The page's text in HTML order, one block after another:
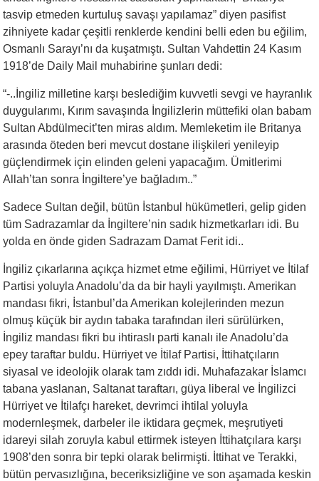
tasvip etmeden kurtuluş savaşı yapılamaz” diyen pasifist
zihniyete kadar çeşitli renklerde kendini belli eden bu eğilim,
Osmanlı Sarayı’nı da kuşatmıştı. Sultan Vahdettin 24 Kasım
1918’de Daily Mail muhabirine şunları dedi:
“-..İngiliz milletine karşı beslediğim kuvvetli sevgi ve hayranlık
duygularımı, Kırım savaşında İngilizlerin müttefiki olan babam
Sultan Abdülmecit’ten miras aldım. Memleketim ile Britanya
arasında öteden beri mevcut dostane ilişkileri yenileyip
güçlendirmek için elinden geleni yapacağım. Ümitlerimi
Allah’tan sonra İngiltere’ye bağladım..”
Sadece Sultan değil, bütün İstanbul hükümetleri, gelip giden
tüm Sadrazamlar da İngiltere’nin sadık hizmetkarları idi. Bu
yolda en önde giden Sadrazam Damat Ferit idi..
İngiliz çıkarlarına açıkça hizmet etme eğilimi, Hürriyet ve İtilaf
Partisi yoluyla Anadolu’da da bir hayli yayılmıştı. Amerikan
mandası fikri, İstanbul’da Amerikan kolejlerinden mezun
olmuş küçük bir aydın tabaka tarafından ileri sürülürken,
İngiliz mandası fikri bu ihtiraslı parti kanalı ile Anadolu’da
epey taraftar buldu. Hürriyet ve İtilaf Partisi, İttihatçıların
siyasal ve ideolojik olarak tam zıddı idi. Muhafazakar İslamcı
tabana yaslanan, Saltanat taraftarı, güya liberal ve İngilizci
Hürriyet ve İtilafçı hareket, devrimci ihtilal yoluyla
modernleşmek, darbeler ile iktidara geçmek, meşrutiyeti
idareyi silah zoruyla kabul ettirmek isteyen İttihatçılara karşı
1908’den sonra bir tepki olarak belirmişti. İttihat ve Terakki,
bütün pervasızlığına, beceriksizliğine ve son aşamada keskin